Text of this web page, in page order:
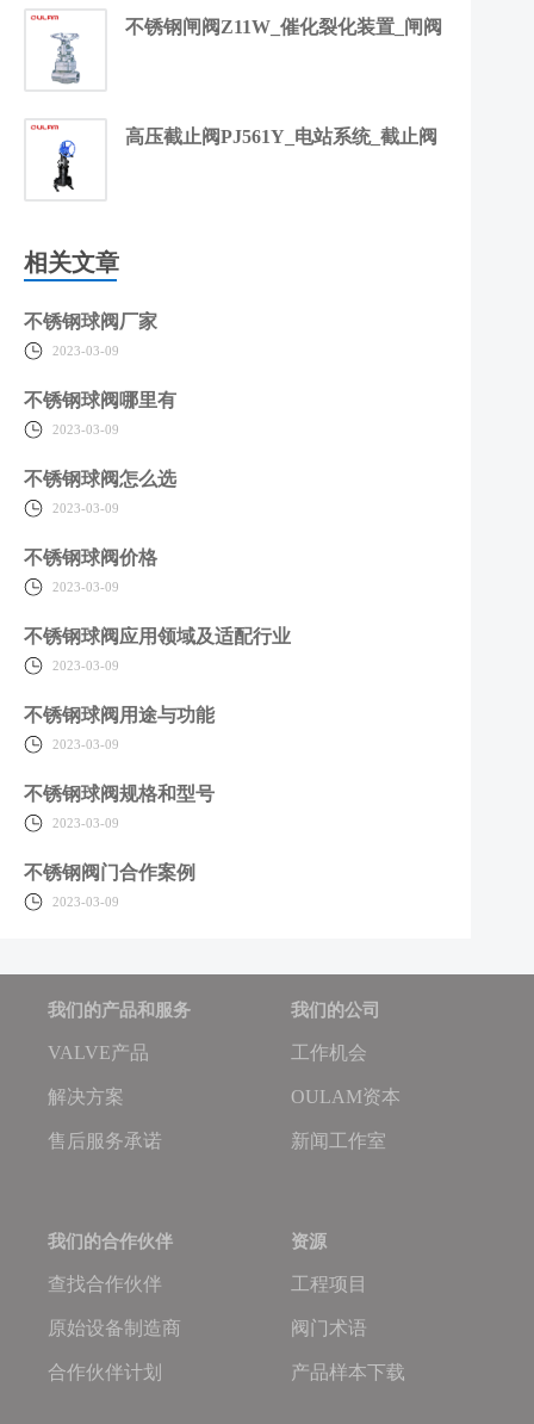
不锈钢闸阀Z11W_催化裂化装置_闸阀
高压截止阀PJ561Y_电站系统_截止阀
相关文章
不锈钢球阀厂家
2023-03-09
不锈钢球阀哪里有
2023-03-09
不锈钢球阀怎么选
2023-03-09
不锈钢球阀价格
2023-03-09
不锈钢球阀应用领域及适配行业
2023-03-09
不锈钢球阀用途与功能
2023-03-09
不锈钢球阀规格和型号
2023-03-09
不锈钢阀门合作案例
2023-03-09
我们的产品和服务
VALVE产品
解决方案
售后服务承诺
我们的公司
工作机会
OULAM资本
新闻工作室
我们的合作伙伴
查找合作伙伴
原始设备制造商
合作伙伴计划
资源
工程项目
阀门术语
产品样本下载